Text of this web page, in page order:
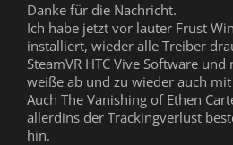
Danke für die Nachricht.
Ich habe jetzt vor lauter Frust
installiert, wieder alle Treiber
SteamVR HTC Vive Software
weiße ab und zu wieder auch mit
Auch The Vanishing of Ethen
allerdins der Trackingverlust
hin.